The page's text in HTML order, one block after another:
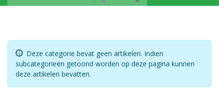
Informatie
Deze categorie bevat geen artikelen. Indien
subcategorieën getoond worden op deze pagina kunnen
deze artikelen bevatten.